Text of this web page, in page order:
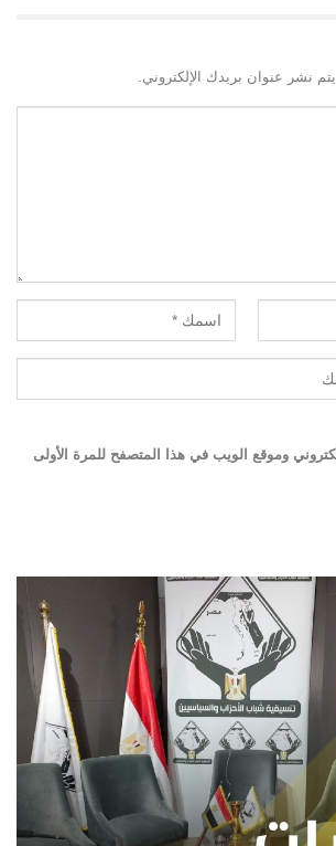
نشر عنوان بريدك الإلكتروني.
وموقع الويب في هذا المتصفح للمرة الأولى